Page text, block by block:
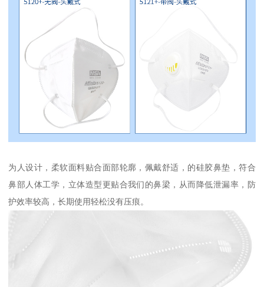
为人设计，柔软面料贴合面部轮廓，佩戴舒适，的硅胶鼻垫，符合
鼻部人体工学，立体造型更贴合我们的鼻梁，从而降低泄漏率，防
护效率较高，长期使用轻松没有压痕。